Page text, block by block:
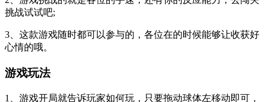
挑战试试吧;
3、这款游戏随时都可以参与的，各位在的时候能够让收获好
心情的哦。
游戏玩法
1、游戏开局就告诉玩家如何玩，只要拖动球体左移动即可，